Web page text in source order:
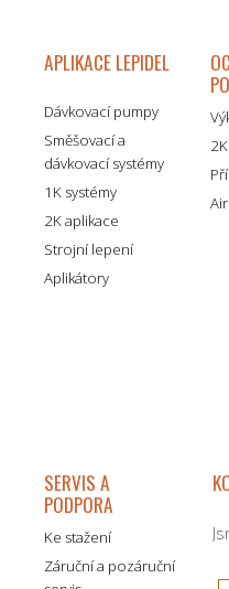
APLIKACE LEPIDEL
Dávkovací pumpy
Směšovací a
dávkovací systémy
1K systémy
2K aplikace
Strojní lepení
Aplikátory
SERVIS A
PODPORA
Ke stažení
Záruční a pozáruční